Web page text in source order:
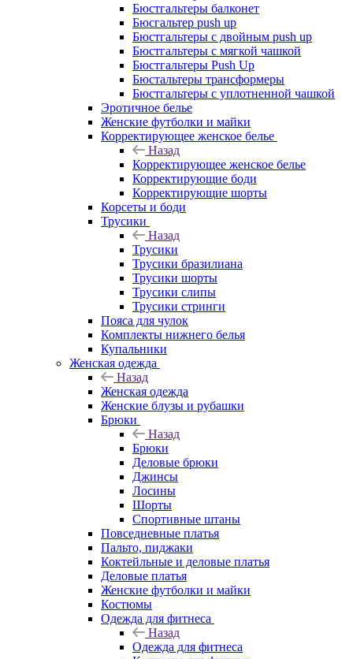
Бюстгальтеры балконет
Бюсгальтер push up
Бюстгальтеры с двойным push up
Бюстгальтеры с мягкой чашкой
Бюстгальтеры Push Up
Бюстальтеры трансформеры
Бюстгальтеры с уплотненной чашкой
Эротичное белье
Женские футболки и майки
Корректирующее женское белье
Назад
Корректирующее женское белье
Корректирующие боди
Корректирующие шорты
Корсеты и боди
Трусики
Назад
Трусики
Трусики бразилиана
Трусики шорты
Трусики слипы
Трусики стринги
Пояса для чулок
Комплекты нижнего белья
Купальники
Женская одежда
Назад
Женская одежда
Женские блузы и рубашки
Брюки
Назад
Брюки
Деловые брюки
Джинсы
Лосины
Шорты
Спортивные штаны
Повседневные платья
Пальто, пиджаки
Коктейльные и деловые платья
Деловые платья
Женские футболки и майки
Костюмы
Одежда для фитнеса
Назад
Одежда для фитнеса